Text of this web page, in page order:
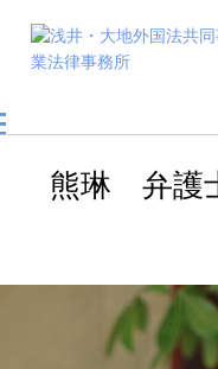
浅井・大地外
同事業法律事
熊琳 弁護